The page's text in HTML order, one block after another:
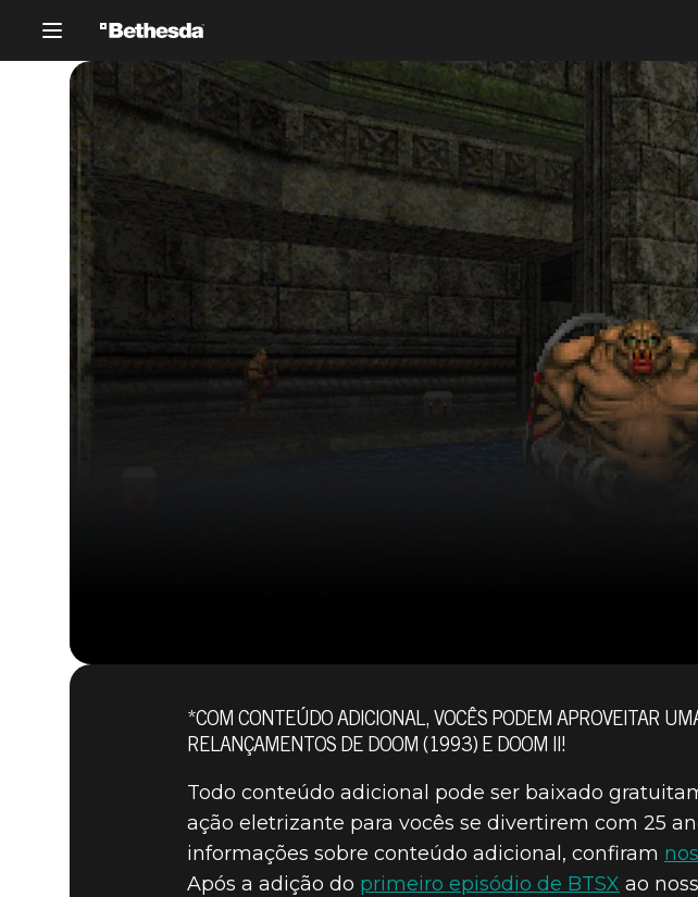
*COM CONTEÚDO ADICIONAL, VOCÊS PODEM APROVEITAR
RELANÇAMENTOS DE DOOM (1993) E DOOM II!
Todo conteúdo adicional pode ser baixado
ação eletrizante para vocês se divertirem com 25
informações sobre conteúdo adicional, confiram
Após a adição do primeiro episódio de BTSX ao